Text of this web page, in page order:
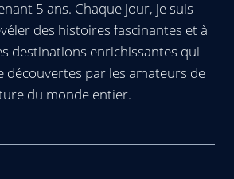
5 ans. Chaque jour, je suis
des histoires fascinantes et à
destinations enrichissantes qui
par les amateurs de
du monde entier.